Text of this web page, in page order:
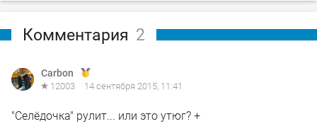
Комментария 2
Carbon
12003 14 сентября 2015, 11:41
"Селёдочка" рулит... или это утюг? +